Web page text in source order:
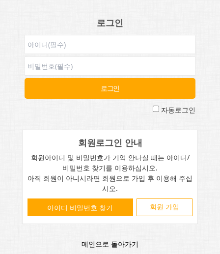
로그인
자동로그인
회원로그인 안내
회원아이디 및 비밀번호가 기억 안나실 때는 아이디/
비밀번호 찾기를 이용하십시오.
아직 회원이 아니시라면 회원으로 가입 후 이용해 주십
시오.
아이디 비밀번호 찾기 회원 가입
메인으로 돌아가기